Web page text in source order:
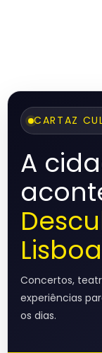
CARTAZ
A
Concertos,
experiências
os dias.